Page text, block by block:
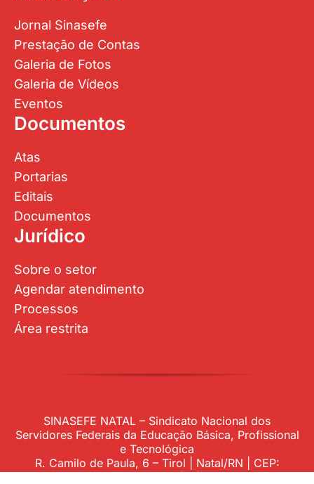
Documentos
Atas
Portarias
Documentos
Jurídico
Sobre o setor
Agendar atendimento
Processos
Área restrita
Servidores Federais da Educação Básica, Profissional
59.015-340 – Telefones: (84)3201-3856 –
e porHospeed Internet